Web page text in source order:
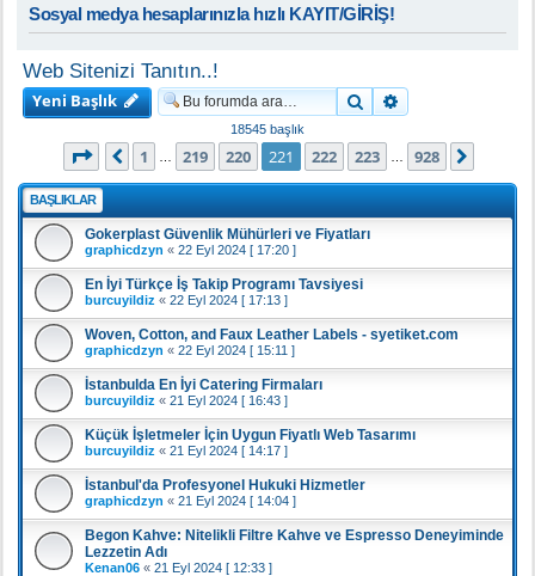
Sosyal medya hesaplarınızla hızlı KAYIT/GİRİŞ!
Web Sitenizi Tanıtın..!
Yeni Başlık
Ara
18545 başlık
221. sayfa (Toplam928 sayfa)
Önceki
1 219 220 221 222 223 928
BAŞLIKLAR
Gokerplast Güvenlik Mühürleri ve Fiyatları
graphicdzyn « 22 Eyl 2024 [ 17:20 ]
En İyi Türkçe İş Takip Programı Tavsiyesi
burcuyildiz « 22 Eyl 2024 [ 17:13 ]
Woven, Cotton, and Faux Leather Labels - syetiket.com
graphicdzyn « 22 Eyl 2024 [ 15:11 ]
İstanbulda En İyi Catering Firmaları
burcuyildiz « 21 Eyl 2024 [ 16:43 ]
Küçük İşletmeler İçin Uygun Fiyatlı Web Tasarımı
burcuyildiz « 21 Eyl 2024 [ 14:17 ]
İstanbul'da Profesyonel Hukuki Hizmetler
graphicdzyn « 21 Eyl 2024 [ 14:04 ]
Begon Kahve: Nitelikli Filtre Kahve ve Espresso Deneyiminde
Lezzetin Adı
Kenan06 « 21 Eyl 2024 [ 12:33 ]